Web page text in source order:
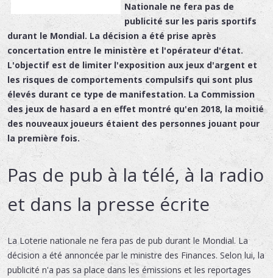
Nationale ne fera pas de
publicité sur les paris sportifs
durant le Mondial. La décision a été prise après
concertation entre le ministère et l'opérateur d'état.
L'objectif est de limiter l'exposition aux jeux d'argent et
les risques de comportements compulsifs qui sont plus
élevés durant ce type de manifestation. La Commission
des jeux de hasard a en effet montré qu'en 2018, la moitié
des nouveaux joueurs étaient des personnes jouant pour
la première fois.
Pas de pub à la télé, à la radio
et dans la presse écrite
La Loterie nationale ne fera pas de pub durant le Mondial. La
décision a été annoncée par le ministre des Finances. Selon lui, la
publicité n'a pas sa place dans les émissions et les reportages